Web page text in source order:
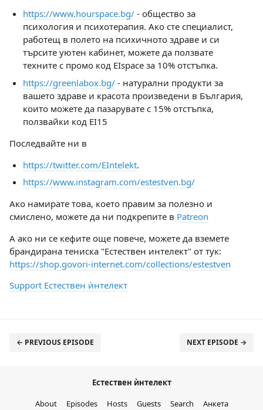
https://www.hourspace.bg/- общество за
психология и психотерапия. Ако сте специалист,
работещ в полето на психичното здраве и си
търсите уютен кабинет, можете да ползвате
техните с промо код EIspace за 10% отстъпка.
https://greenlabox.bg/- натурални продукти за
вашето здраве и красота произведени в България,
които можете да пазарувате с 15% отстъпка,
ползвайки код EI15
Последвайте ни в
https://twitter.com/EIntelekt.
https://www.instagram.com/estestven.bg/
Ако намирате това, което правим за полезно и
смислено, можете да ни подкрепите в Patreon
А ако ни се кефите още повече, можете да вземете
брандирана тениска "Естествен интелект" от тук:
https://shop.govori-internet.com/collections/estestven
Support Естествен ѝнтелект
← PREVIOUS EPISODE NEXT EPISODE →
Естествен ѝнтелект
About
Episodes Hosts Guests Search Анкета